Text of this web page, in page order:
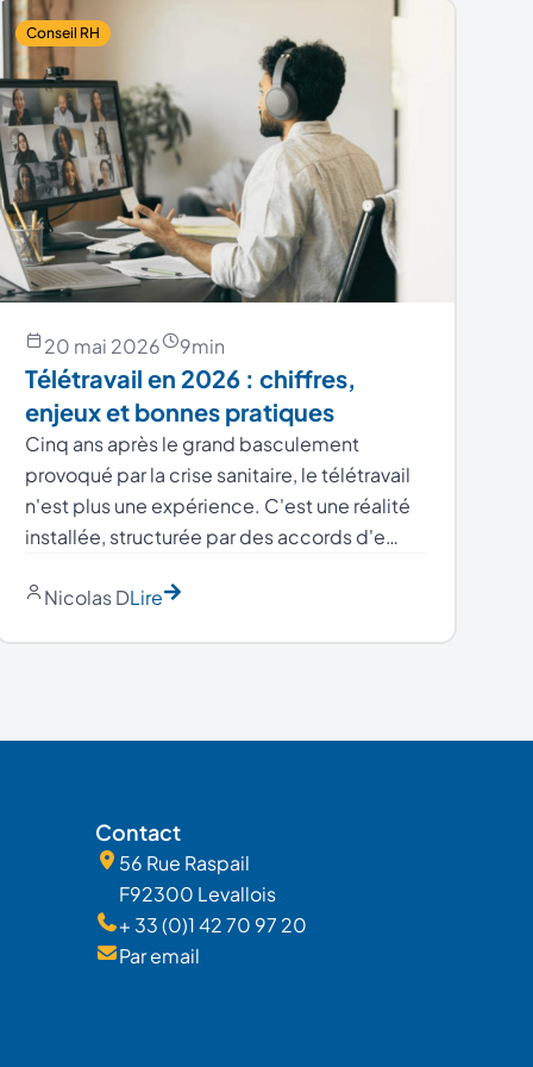
Conseil RH
20 mai 2026 9min
Télétravail en 2026 : chiffres,
enjeux et bonnes pratiques
Cinq ans après le grand basculement
provoqué par la crise sanitaire, le télétravail
n'est plus une expérience. C'est une réalité
installée, structurée par des accords d'e…
Nicolas DLire
Contact
56 Rue Raspail
F92300 Levallois
+ 33 (0)1 42 70 97 20
Par email